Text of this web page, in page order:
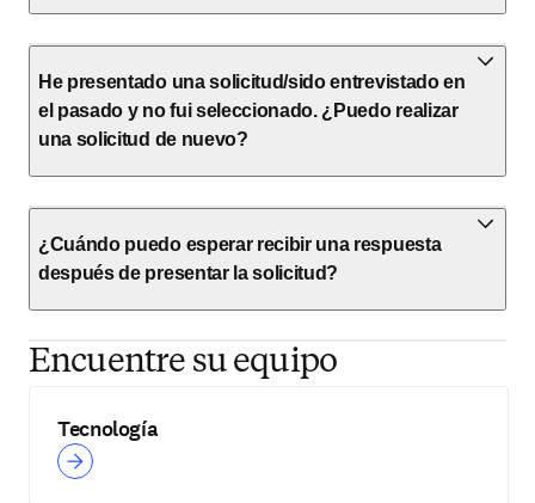
He presentado una solicitud/sido entrevistado en
el pasado y no fui seleccionado. ¿Puedo realizar
una solicitud de nuevo?
¿Cuándo puedo esperar recibir una respuesta
después de presentar la solicitud?
Encuentre su equipo
Tecnología